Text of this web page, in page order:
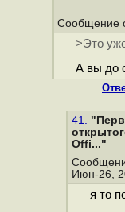
Сообщение
>Это
А вы до
41.
Offi..."
Июн-26,
я то